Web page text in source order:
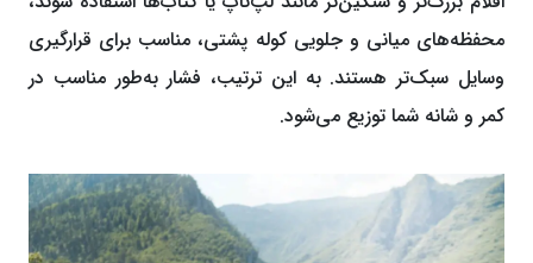
محفظه‌های میانی و جلویی کوله پشتی، مناسب برای قرارگیری
وسایل سبک‌تر هستند. به این ترتیب، فشار به‌طور مناسب در
کمر و شانه شما توزیع می‌شود.